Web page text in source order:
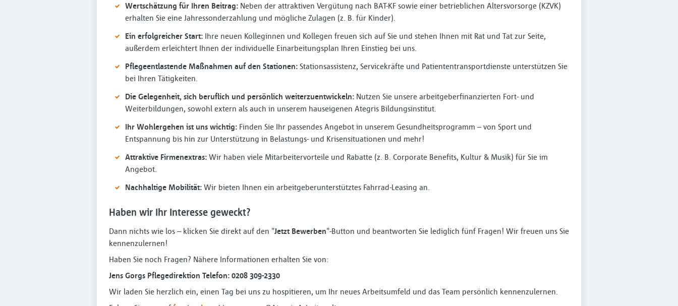
Wertschätzung für Ihren Beitrag: Neben der attraktiven Vergütung nach BAT-KF sowie einer betrieblichen Altersvorsorge (KZVK)
erhalten Sie eine Jahressonderzahlung und mögliche Zulagen (z. B. für Kinder).
Ein erfolgreicher Start: Ihre neuen Kolleginnen und Kollegen freuen sich auf Sie und stehen Ihnen mit Rat und Tat zur Seite,
außerdem erleichtert Ihnen der individuelle Einarbeitungsplan Ihren Einstieg bei uns.
Pflegeentlastende Maßnahmen auf den Stationen: Stationsassistenz, Servicekräfte und Patiententransportdienste unterstützen Sie
bei Ihren Tätigkeiten.
Die Gelegenheit, sich beruflich und persönlich weiterzuentwickeln: Nutzen Sie unsere arbeitgeberfinanzierten Fort- und
Weiterbildungen, sowohl extern als auch in unserem hauseigenen Ategris Bildungsinstitut.
Ihr Wohlergehen ist uns wichtig: Finden Sie Ihr passendes Angebot in unserem Gesundheitsprogramm – von Sport und
Entspannung bis hin zur Unterstützung in Belastungs- und Krisensituationen und mehr!
Attraktive Firmenextras: Wir haben viele Mitarbeitervorteile und Rabatte (z. B. Corporate Benefits, Kultur & Musik) für Sie im
Angebot.
Nachhaltige Mobilität: Wir bieten Ihnen ein arbeitgeberunterstütztes Fahrrad-Leasing an.
Haben wir Ihr Interesse geweckt?
Dann nichts wie los – klicken Sie direkt auf den "Jetzt Bewerben"-Button und beantworten Sie lediglich fünf Fragen! Wir freuen uns Sie
kennenzulernen!
Haben Sie noch Fragen? Nähere Informationen erhalten Sie von:
Jens Gorgs Pflegedirektion Telefon: 0208 309-2330
Wir laden Sie herzlich ein, einen Tag bei uns zu hospitieren, um Ihr neues Arbeitsumfeld und das Team persönlich kennenzulernen.